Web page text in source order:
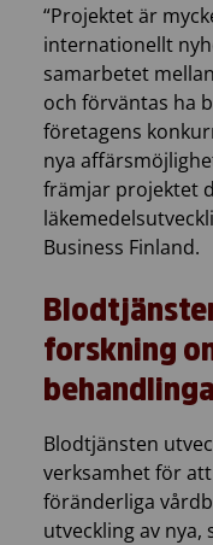
“Projektet är
internationellt
samarbetet
och förväntas ha
företagens
nya
främjar projektet
Business Finland.
forskning
Blodtjänsten
verksamhet för
föränderliga
utveckling av nya,